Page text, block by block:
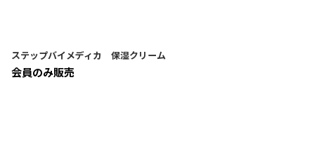
ステップバイメディカ 保湿クリーム
会員のみ販売